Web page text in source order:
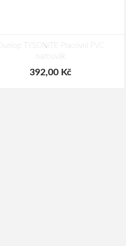
Dunlop TYSONITE Pracovní PVC
nazouvák
392,00 Kč